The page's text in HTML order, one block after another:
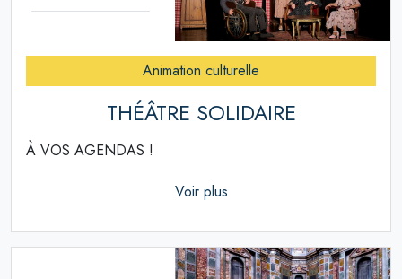
Animation culturelle
THÉÂTRE SOLIDAIRE
À VOS AGENDAS !
Voir plus